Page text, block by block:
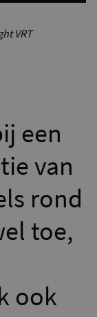
VRT
een
van
rond
toe,
ook